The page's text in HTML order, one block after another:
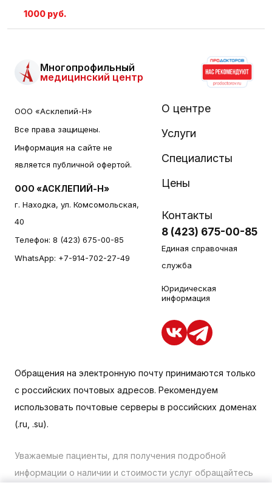
1000 руб.
Многопрофильный
медицинский центр
ООО «Асклепий-Н»
Все права защищены.
Информация на сайте не
является публичной офертой.
ООО «АСКЛЕПИЙ-Н»
г. Находка, ул. Комсомольская,
40
Телефон: 8 (423) 675-00-85
WhatsApp: +7-914-702-27-49
О центре
Услуги
Специалисты
Цены
Контакты
8 (423) 675-00-85
Единая справочная
служба
Юридическая
информация
Обращения на электронную почту принимаются только
с российских почтовых адресов. Рекомендуем
использовать почтовые серверы в российских доменах
(.ru, .su).
Уважаемые пациенты, для получения подробной
информации о наличии и стоимости услуг обращайтесь